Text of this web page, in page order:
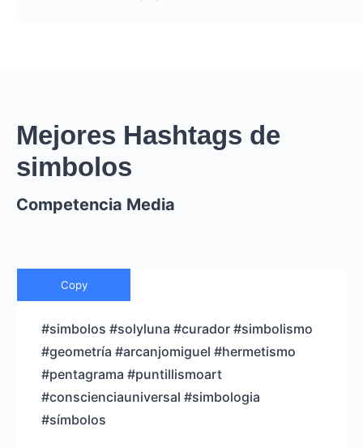
Mejores Hashtags de
simbolos
Competencia Media
Copy
#simbolos #solyluna #curador #simbolismo
#geometría #arcanjomiguel #hermetismo
#pentagrama #puntillismoart
#conscienciauniversal #simbologia
#símbolos